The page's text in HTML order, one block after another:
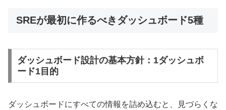
SREが最初に作るべきダッシュボード5種
ダッシュボード設計の基本方針：1ダッシュボ
ード1目的
ダッシュボードにすべての情報を詰め込むと、見づらくな